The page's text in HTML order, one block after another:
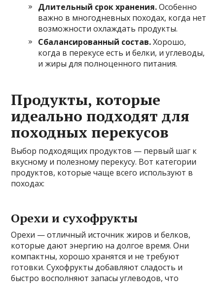
Длительный срок хранения.Особенно
важно в многодневных походах, когда нет
возможности охлаждать продукты.
Сбалансированный состав.Хорошо,
когда в перекусе есть и белки, и углеводы,
и жиры для полноценного питания.
Продукты, которые
идеально подходят для
походных перекусов
Выбор подходящих продуктов — первый шаг к
вкусному и полезному перекусу. Вот категории
продуктов, которые чаще всего используют в
походах:
Орехи и сухофрукты
Орехи — отличный источник жиров и белков,
которые дают энергию на долгое время. Они
компактны, хорошо хранятся и не требуют
готовки. Сухофрукты добавляют сладость и
быстро восполняют запасы углеводов, что